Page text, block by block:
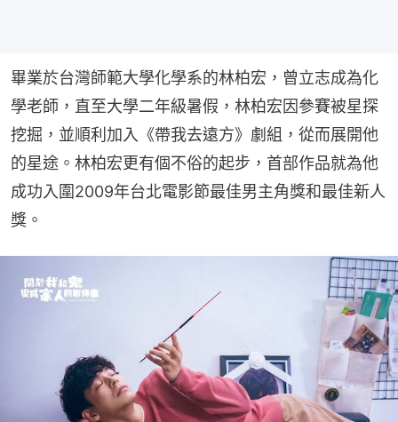
畢業於台灣師範大學化學系的林柏宏，曾立志成為化
學老師，直至大學二年級暑假，林柏宏因參賽被星探
挖掘，並順利加入《帶我去遠方》劇組，從而展開他
的星途。林柏宏更有個不俗的起步，首部作品就為他
成功入圍2009年台北電影節最佳男主角獎和最佳新人
獎。